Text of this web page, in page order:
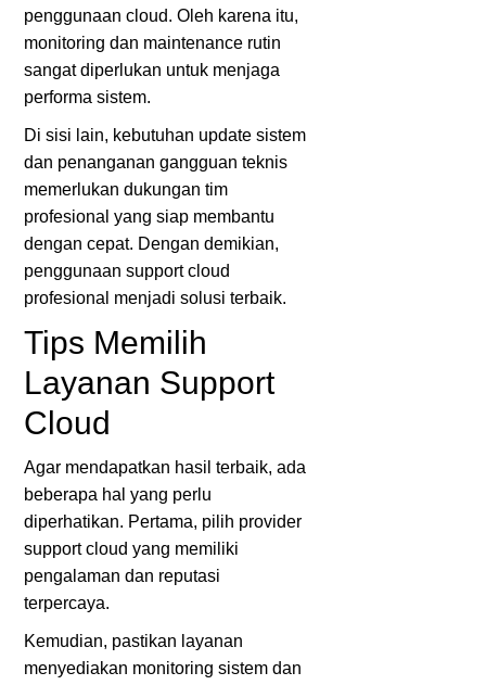
penggunaan cloud. Oleh karena itu,
monitoring dan maintenance rutin
sangat diperlukan untuk menjaga
performa sistem.
Di sisi lain, kebutuhan update sistem
dan penanganan gangguan teknis
memerlukan dukungan tim
profesional yang siap membantu
dengan cepat. Dengan demikian,
penggunaan support cloud
profesional menjadi solusi terbaik.
Tips Memilih
Layanan Support
Cloud
Agar mendapatkan hasil terbaik, ada
beberapa hal yang perlu
diperhatikan. Pertama, pilih provider
support cloud yang memiliki
pengalaman dan reputasi
terpercaya.
Kemudian, pastikan layanan
menyediakan monitoring sistem dan